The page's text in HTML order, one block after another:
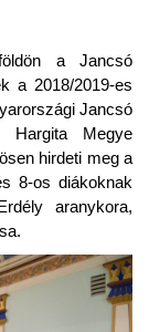
a Jancsó
a 2018/2019-es
Jancsó
Hargita Megye
hirdeti meg a
8-os diákoknak
aranykora,